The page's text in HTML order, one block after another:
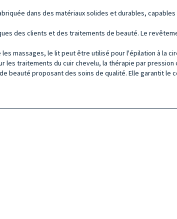
dans des matériaux solides et durables,
des clients et des traitements de beauté. Le
massages, le lit peut être utilisé pour l'épilation à la
traitements du cuir chevelu, la thérapie par
beauté proposant des soins de qualité. Elle garantit